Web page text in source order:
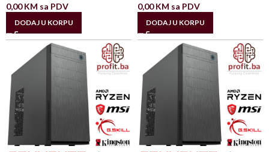
0,00KM sa PDV
DODAJ U KORPU
0,00KM sa PDV
DODAJ U KORPU